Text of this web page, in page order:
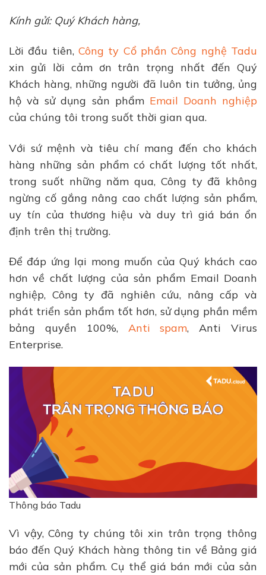
Kính gửi: Quý Khách hàng,
Lời đầu tiên, Công ty Cổ phần Công nghệ Tadu
xin gửi lời cảm ơn trân trọng nhất đến Quý
Khách hàng, những người đã luôn tin tưởng, ủng
hộ và sử dụng sản phẩm Email Doanh nghiệp
của chúng tôi trong suốt thời gian qua.
Với sứ mệnh và tiêu chí mang đến cho khách
hàng những sản phẩm có chất lượng tốt nhất,
trong suốt những năm qua, Công ty đã không
ngừng cố gắng nâng cao chất lượng sản phẩm,
uy tín của thương hiệu và duy trì giá bán ổn
định trên thị trường.
Để đáp ứng lại mong muốn của Quý khách cao
hơn về chất lượng của sản phẩm Email Doanh
nghiệp, Công ty đã nghiên cứu, nâng cấp và
phát triển sản phẩm tốt hơn, sử dụng phần mềm
bảng quyền 100%, Anti spam, Anti Virus
Enterprise.
Thông báo Tadu
Vì vậy, Công ty chúng tôi xin trân trọng thông
báo đến Quý Khách hàng thông tin về Bảng giá
mới của sản phẩm. Cụ thể giá bán mới của sản